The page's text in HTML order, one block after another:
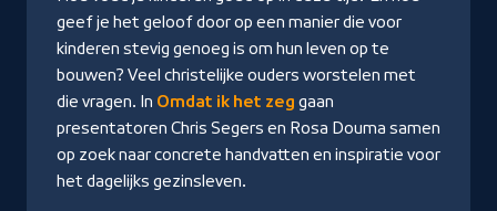
geef je het geloof door op een manier die voor
kinderen stevig genoeg is om hun leven op te
bouwen? Veel christelijke ouders worstelen met
die vragen. In Omdat ik het zeg gaan
presentatoren Chris Segers en Rosa Douma samen
op zoek naar concrete handvatten en inspiratie voor
het dagelijks gezinsleven.